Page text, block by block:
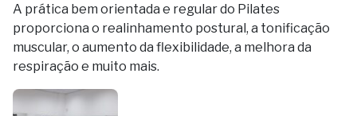
A prática bem orientada e regular do Pilates
proporciona o realinhamento postural, a tonificação
muscular, o aumento da flexibilidade, a melhora da
respiração e muito mais.